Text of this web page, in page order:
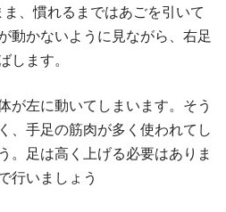
ま、慣れるまではあごを引いて
動かないように見ながら、右足
します。
が左に動いてしまいます。そう
、手足の筋肉が多く使われてし
。足は高く上げる必要はありま
行いましょう